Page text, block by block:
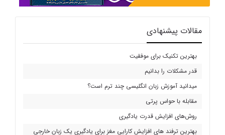
مقالات پیشنهادی
بهترین تکنیک برای موفقیت
قدر مشکلات را بدانیم
میدانید آموزش زبان انگلیسی چند ترم است؟
مقابله با حواس پرتی
روش‌های افزایش قدرت یادگیری
بهترین ترفند های افزایش کارایی مغز برای یادگیری یک زبان خارجی